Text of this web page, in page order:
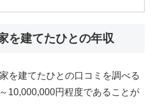
を建てたひとの年収
を建てたひとの口コミを調べる
10,000,000円程度であることが